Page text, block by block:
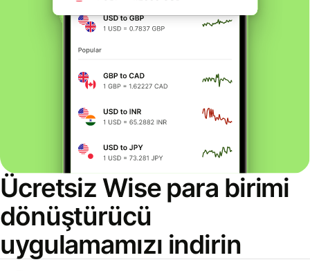
Ücretsiz Wise para birimi
dönüştürücü
uygulamamızı indirin